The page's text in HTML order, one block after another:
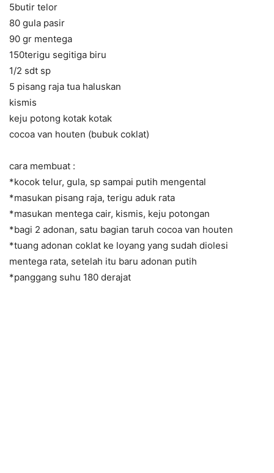
5butir telor
80 gula pasir
90 gr mentega
150terigu segitiga biru
1/2 sdt sp
5 pisang raja tua haluskan
kismis
keju potong kotak kotak
cocoa van houten (bubuk coklat)
cara membuat :
*kocok telur, gula, sp sampai putih mengental
*masukan pisang raja, terigu aduk rata
*masukan mentega cair, kismis, keju potongan
*bagi 2 adonan, satu bagian taruh cocoa van houten
*tuang adonan coklat ke loyang yang sudah diolesi
mentega rata, setelah itu baru adonan putih
*panggang suhu 180 derajat